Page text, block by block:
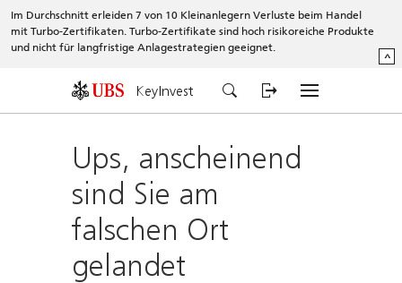
Im Durchschnitt erleiden 7 von 10 Kleinanlegern Verluste beim Handel
mit Turbo-Zertifikaten. Turbo-Zertifikate sind hoch risikoreiche Produkte
und nicht für langfristige Anlagestrategien geeignet.
^
KeyInvest
Ups, anscheinend
sind Sie am
falschen Ort
gelandet